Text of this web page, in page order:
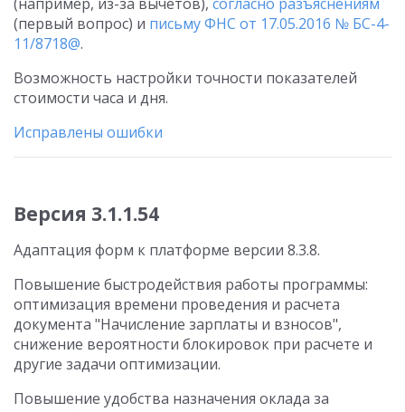
(первый вопрос) и письму ФНС от 17.05.2016 № БС-4-
11/8718@.
Возможность настройки точности показателей
стоимости часа и дня.
Исправлены ошибки
Версия 3.1.1.54
Адаптация форм к платформе версии 8.3.8.
Повышение быстродействия работы программы:
оптимизация времени проведения и расчета
документа "Начисление зарплаты и взносов",
снижение вероятности блокировок при расчете и
другие задачи оптимизации.
Повышение удобства назначения оклада за